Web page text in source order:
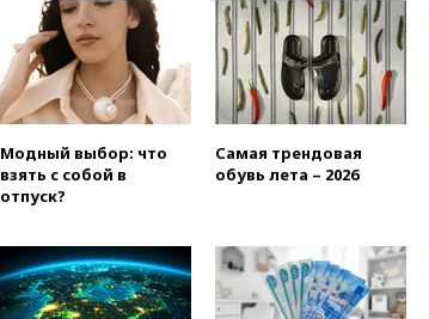
Модный выбор: что
взять с собой в
отпуск?
Самая трендовая
обувь лета – 2026